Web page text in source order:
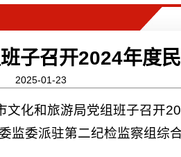
子召开2024年度
2025-01-23
化和旅游局党组班子召开
监委派驻第二纪检监察组综